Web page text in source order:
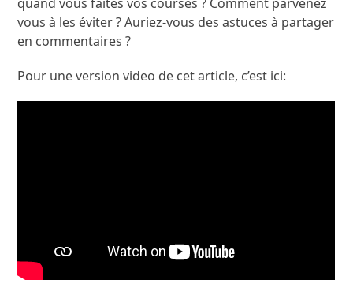
vous à les éviter ? Auriez-vous des astuces à partager
en commentaires ?
Pour une version video de cet article, c’est ici: